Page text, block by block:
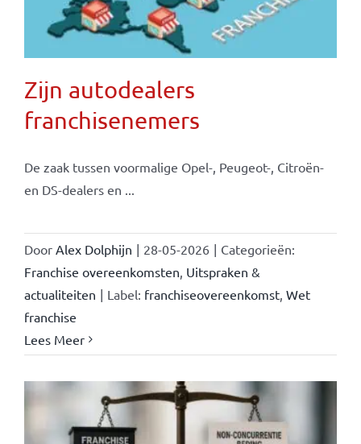
Zijn autodealers
franchisenemers
De zaak tussen voormalige Opel-, Peugeot-, Citroën-
en DS-dealers en ...
Door Alex Dolphijn | 28-05-2026 | Categorieën:
Franchise overeenkomsten Uitspraken &
actualiteiten | Label: franchiseovereenkomst, Wet
franchise
Lees Meer